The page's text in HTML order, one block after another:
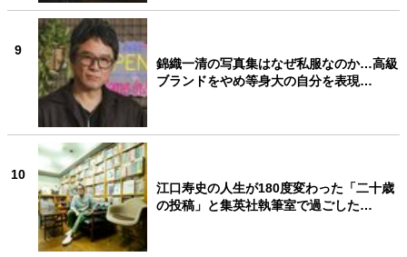
9
錦織一清の写真集はなぜ私服なのか…高級
ブランドをやめ等身大の自分を表現…
10
江口寿史の人生が180度変わった「二十歳
の投稿」と集英社執筆室で過ごした…